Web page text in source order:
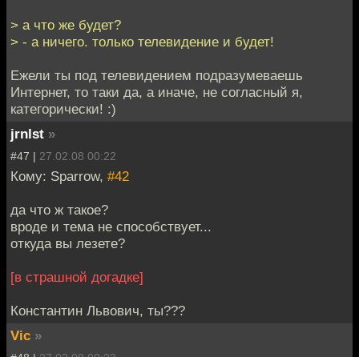
> а что же будет?
> - а ничего. только телевидение и будет!
Ежели ты под телевидением подразумеваешь
Интернет, то таки да, а иначе, не согласный я,
категорически! :)
jrnlst »
#47 | 27.02.08 00:22
Кому: Sparrow, #42
да что ж такое?
вроде и тема не способствует...
откуда вы лезете?
[в страшной догадке]
Константин Львович, ты???
Vic »